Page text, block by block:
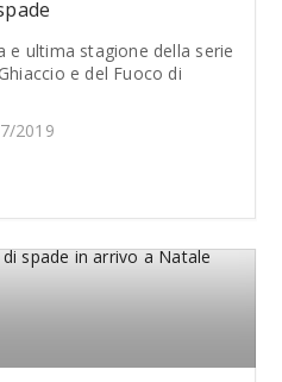
e ultima stagione della serie
e del Fuoco di
2019